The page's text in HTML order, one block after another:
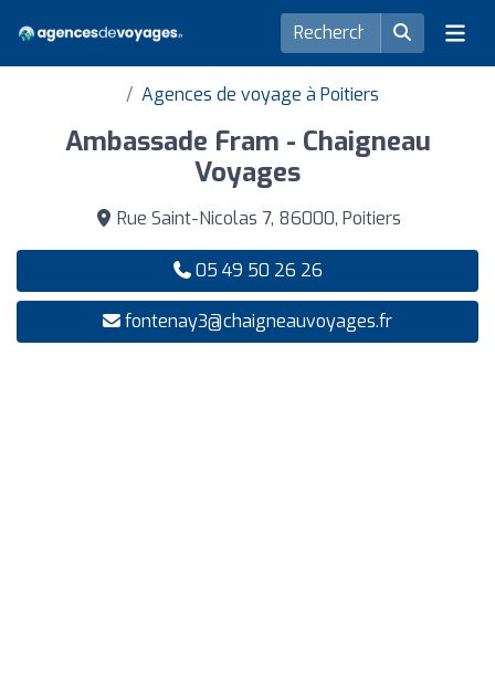
Agences de voyage à Poitiers
Ambassade Fram - Chaigneau
Voyages
Rue Saint-Nicolas 7, 86000, Poitiers
05 49 50 26 26
fontenay3@chaigneauvoyages.fr